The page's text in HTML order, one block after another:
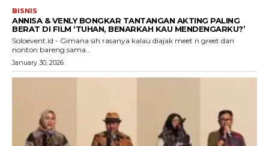
BISNIS
ANNISA & VENLY BONGKAR TANTANGAN AKTING PALING
BERAT DI FILM ‘TUHAN, BENARKAH KAU MENDENGARKU?’
Soloevent.id - Gimana sih rasanya kalau diajak meet n greet dan
nonton bareng sama...
January 30, 2026